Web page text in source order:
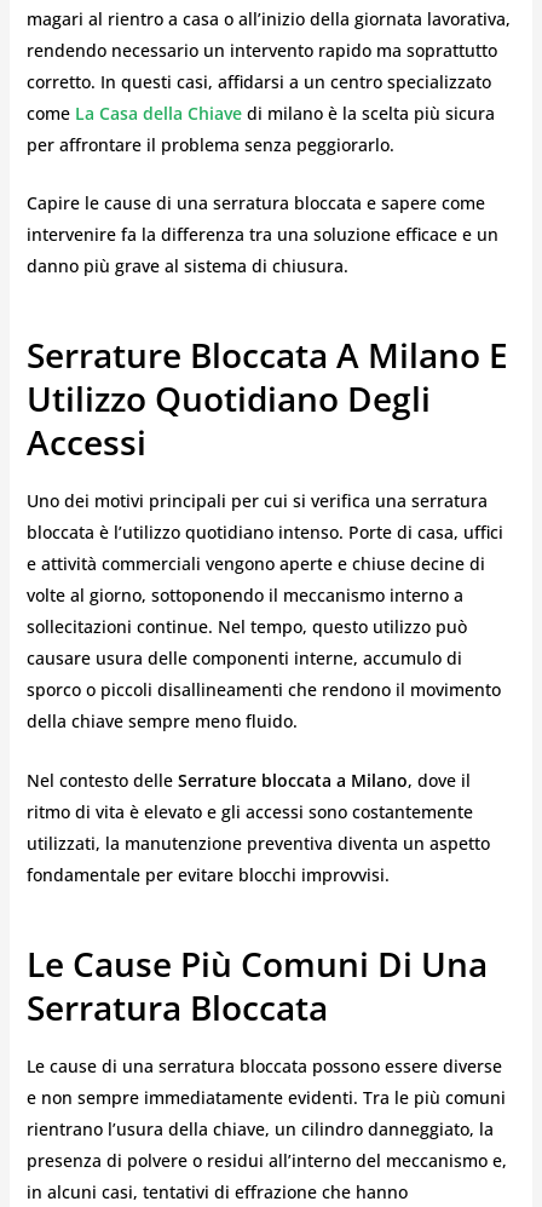
magari al rientro a casa o all’inizio della giornata lavorativa,
rendendo necessario un intervento rapido ma soprattutto
corretto. In questi casi, affidarsi a un centro specializzato
come La Casa della Chiavedi milano è la scelta più sicura
per affrontare il problema senza peggiorarlo.
Capire le cause di una serratura bloccata e sapere come
intervenire fa la differenza tra una soluzione efficace e un
danno più grave al sistema di chiusura.
Serrature Bloccata A Milano E
Utilizzo Quotidiano Degli
Accessi
Uno dei motivi principali per cui si verifica una serratura
bloccata è l’utilizzo quotidiano intenso. Porte di casa, uffici
e attività commerciali vengono aperte e chiuse decine di
volte al giorno, sottoponendo il meccanismo interno a
sollecitazioni continue. Nel tempo, questo utilizzo può
causare usura delle componenti interne, accumulo di
sporco o piccoli disallineamenti che rendono il movimento
della chiave sempre meno fluido.
Nel contesto delle Serrature bloccata a Milano, dove il
ritmo di vita è elevato e gli accessi sono costantemente
utilizzati, la manutenzione preventiva diventa un aspetto
fondamentale per evitare blocchi improvvisi.
Le Cause Più Comuni Di Una
Serratura Bloccata
Le cause di una serratura bloccata possono essere diverse
e non sempre immediatamente evidenti. Tra le più comuni
rientrano l’usura della chiave, un cilindro danneggiato, la
presenza di polvere o residui all’interno del meccanismo e,
in alcuni casi, tentativi di effrazione che hanno